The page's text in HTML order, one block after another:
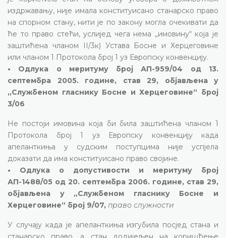
издржавању, није имала конституисано станарско право
на спорном стану, нити је по закону могла очекивати да
ће то право стећи, услијед чега нема „имовину“ која је
заштићена чланом II/3к) Устава Босне и Херцеговине
или чланом 1 Протокола број 1 уз Европску конвенцију.
• Одлука о меритуму број АП-959/04 од 13.
септембра 2005. године, став 29, објављена у
„Службеном гласнику Босне и Херцеговине“ број
3/06
Не постоји имовина која би била заштићена чланом 1
Протокола број 1 уз Европску конвенцију када
апеланткиња у судским поступцима није успјела
доказати да има конституисано право својине.
• Одлука о допустивости и меритуму број
АП-1488/05 од 20. септембра 2006. године, став 29,
објављена у „Службеном гласнику Босне и
Херцеговине“ број 9/07, право служности
У случају када је апеланткиња изгубила посјед стана и